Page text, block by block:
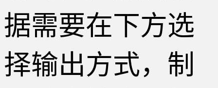
据需要在下方选
择输出方式，制